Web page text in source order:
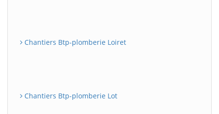
Chantiers Btp-plomberie Loiret
Chantiers Btp-plomberie Lot